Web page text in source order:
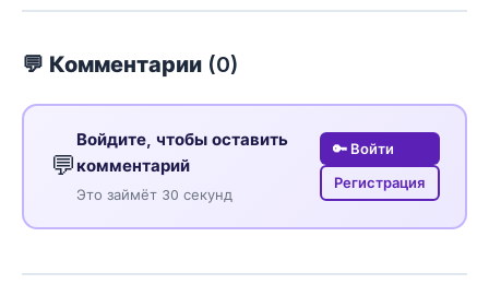
💬 Комментарии (0)
💬
Войдите, чтобы оставить
комментарий
Это займёт 30 секунд
🔑 Войти
Регистрация